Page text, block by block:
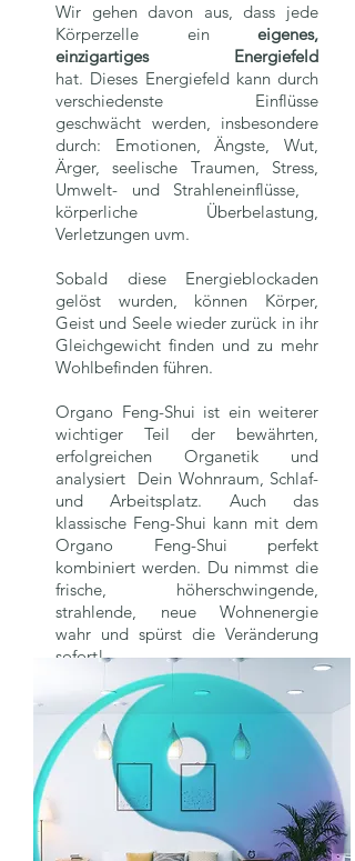
Wir gehen davon aus, dass jede
Körperzelle ein eigenes,
einzigartiges Energiefeld
hat. Dieses Energiefeld kann durch
verschiedenste Einflüsse
geschwächt werden, insbesondere
durch: Emotionen, Ängste, Wut,
Ärger, seelische Traumen, Stress,
Umwelt- und Strahleneinflüsse,
körperliche Überbelastung,
Verletzungen uvm.
Sobald diese Energieblockaden
gelöst wurden, können Körper,
Geist und Seele wieder zurück in ihr
Gleichgewicht finden und zu mehr
Wohlbefinden führen.
Organo Feng-Shui ist ein weiterer
wichtiger Teil der bewährten,
erfolgreichen Organetik und
analysiert Dein Wohnraum, Schlaf-
und Arbeitsplatz. Auch das
klassische Feng-Shui kann mit dem
Organo Feng-Shui perfekt
kombiniert werden. Dunimmst die
frische, höherschwingende,
strahlende, neue Wohnenergie
wahr und spürst die Veränderung
sofort!
> Erfahre mehr
> Termin buchen